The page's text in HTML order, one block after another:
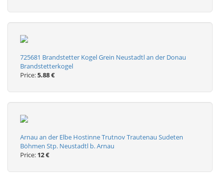
725681 Brandstetter Kogel Grein Neustadtl an der Donau
Brandstetterkogel
Price:5.88 €
Arnau an der Elbe Hostinne Trutnov Trautenau Sudeten
Böhmen Stp. Neustadtl b. Arnau
Price: 12 €